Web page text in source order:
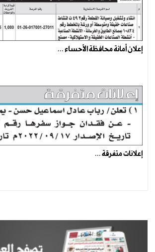
إعلان أمانة محافظة الأحساء ...
إعلانات متفرقة ...